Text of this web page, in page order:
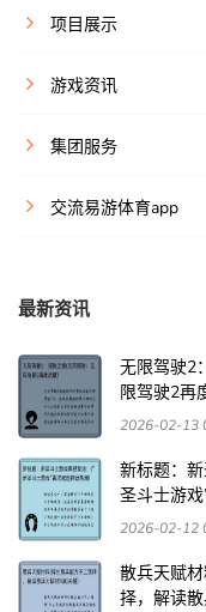
项目展示
游戏资讯
集团服务
交流易游体育app
最新资讯
无限驾驶2
限驾驶2再
2026-02-13
新标题：
圣斗士游
2026-02-12
散兵天赋
择，解读